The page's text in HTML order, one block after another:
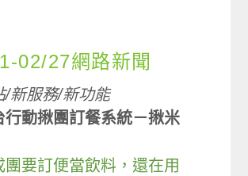
02/27網路新聞
/新服務/新功能
行動揪團訂餐系統－揪米
團要訂便當飲料，還在用